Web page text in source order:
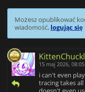
Możesz opublikować
wiadomość, logując się
15 maj 2026, 08:05
i can't even
tracing takes